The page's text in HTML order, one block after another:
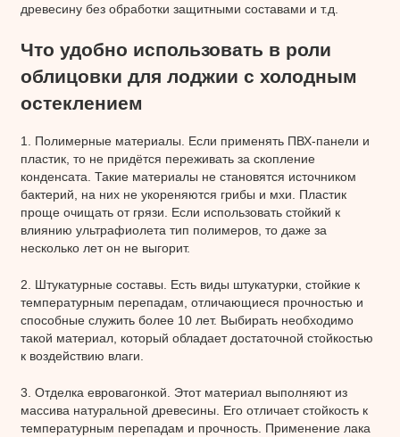
древесину без обработки защитными составами и т.д.
Что удобно использовать в роли
облицовки для лоджии с холодным
остеклением
1. Полимерные материалы. Если применять ПВХ-панели и
пластик, то не придётся переживать за скопление
конденсата. Такие материалы не становятся источником
бактерий, на них не укореняются грибы и мхи. Пластик
проще очищать от грязи. Если использовать стойкий к
влиянию ультрафиолета тип полимеров, то даже за
несколько лет он не выгорит.
2. Штукатурные составы. Есть виды штукатурки, стойкие к
температурным перепадам, отличающиеся прочностью и
способные служить более 10 лет. Выбирать необходимо
такой материал, который обладает достаточной стойкостью
к воздействию влаги.
3. Отделка евровагонкой. Этот материал выполняют из
массива натуральной древесины. Его отличает стойкость к
температурным перепадам и прочность. Применение лака